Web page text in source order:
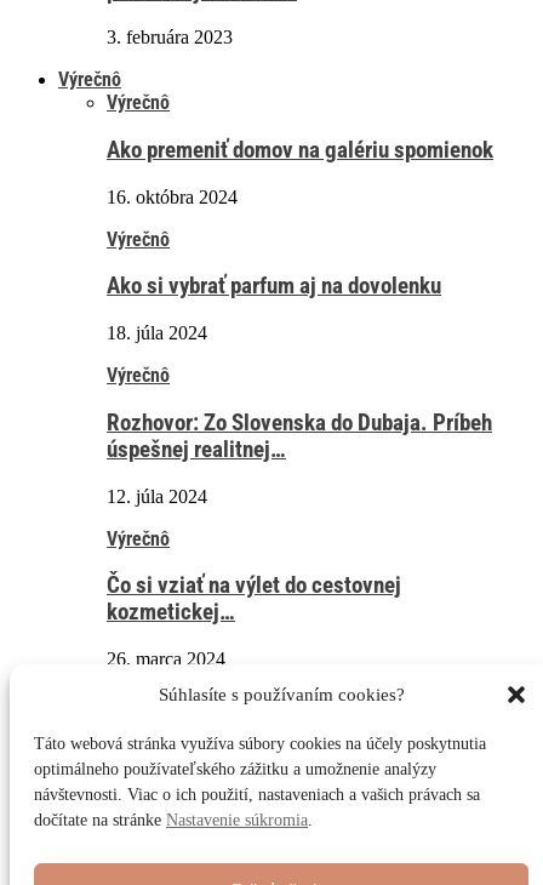
Súhlasíte s používaním cookies?
Táto webová stránka využíva súbory cookies na účely poskytnutia
optimálneho používateľského zážitku a umožnenie analýzy
návštevnosti. Viac o ich použití, nastaveniach a vašich právach sa
dočítate na stránke Nastavenie súkromia.
3. februára 2023
Výrečnô
Výrečnô
Ako premeniť domov na galériu spomienok
16. októbra 2024
Výrečnô
Ako si vybrať parfum aj na dovolenku
18. júla 2024
Výrečnô
Rozhovor: Zo Slovenska do Dubaja. Príbeh
úspešnej realitnej…
12. júla 2024
Výrečnô
Čo si vziať na výlet do cestovnej
kozmetickej…
26. marca 2024
Výrečnô
Zdravý spánok je dôležitý nielen na vandroch:
Prečo…
6. novembra 2023
Ostatnô